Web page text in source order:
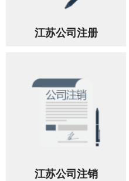
江苏公司注册
江苏公司注销